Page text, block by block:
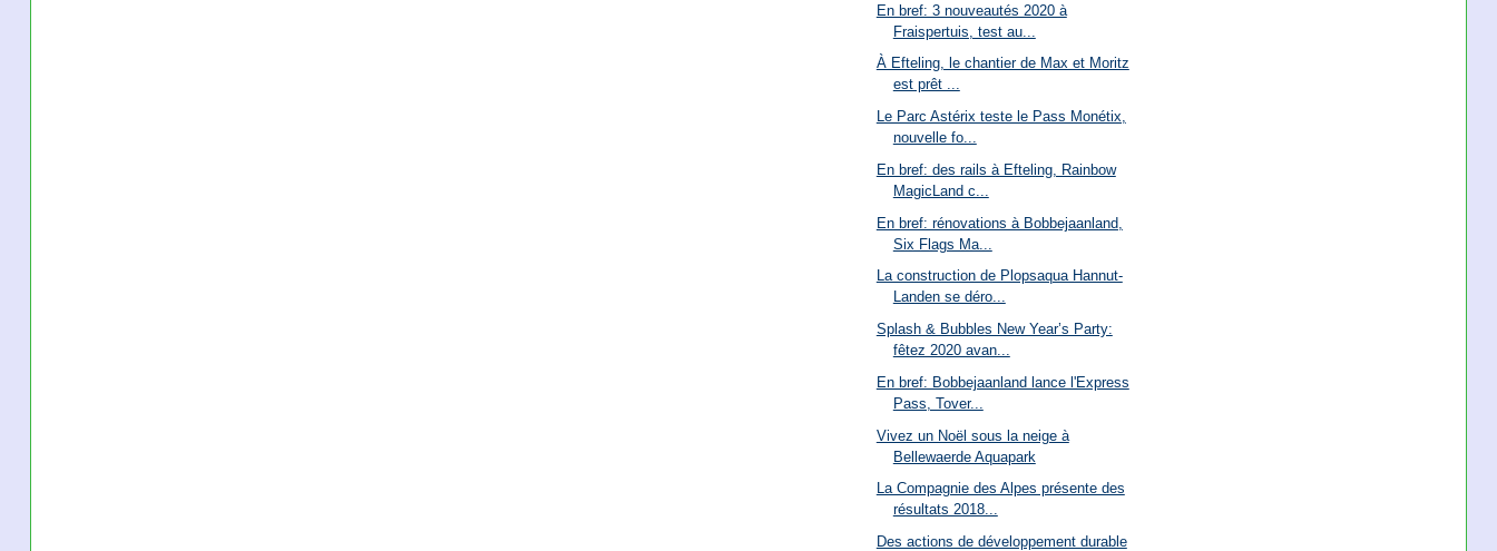
En bref: 3 nouveautés 2020 à
Fraispertuis, test au...
À Efteling, le chantier de Max et Moritz
est prêt ...
Le Parc Astérix teste le Pass Monétix,
nouvelle fo...
En bref: des rails à Efteling, Rainbow
MagicLand c...
En bref: rénovations à Bobbejaanland,
Six Flags Ma...
La construction de Plopsaqua Hannut-
Landen se déro...
Splash & Bubbles New Year’s Party:
fêtez 2020 avan...
En bref: Bobbejaanland lance l'Express
Pass, Tover...
Vivez un Noël sous la neige à
Bellewaerde Aquapark
La Compagnie des Alpes présente des
résultats 2018...
Des actions de développement durable